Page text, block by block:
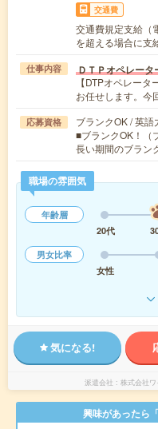
交通費
交通費規定支給（
を超える場合に支
仕事内容 ＤＴＰオペレータ
【DTPオペレー
お任せします。
応募資格
ブランクOK / 英語
■ブランクOK！（
長い期間のブラン
職場の雰囲気
年齢層
20代
男女比率
女性
気になる!
派遣会社 株式会社
興味があったら